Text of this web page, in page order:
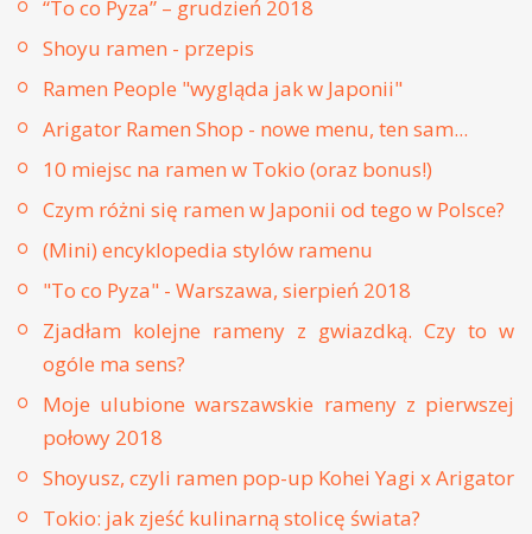
“To co Pyza” – grudzień 2018
Shoyu ramen - przepis
Ramen People "wygląda jak w Japonii"
Arigator Ramen Shop - nowe menu, ten sam...
10 miejsc na ramen w Tokio (oraz bonus!)
Czym różni się ramen w Japonii od tego w Polsce?
(Mini) encyklopedia stylów ramenu
"To co Pyza" - Warszawa, sierpień 2018
Zjadłam kolejne rameny z gwiazdką. Czy to w
ogóle ma sens?
Moje ulubione warszawskie rameny z pierwszej
połowy 2018
Shoyusz, czyli ramen pop-up Kohei Yagi x Arigator
Tokio: jak zjeść kulinarną stolicę świata?